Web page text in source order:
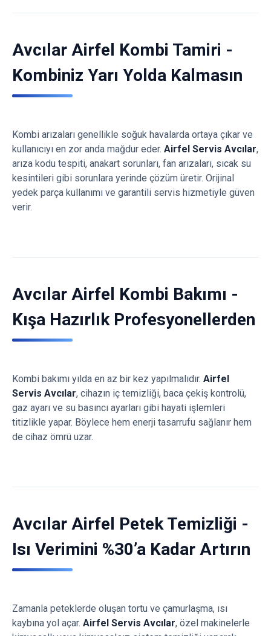
Avcılar Airfel Kombi Tamiri -
Kombiniz Yarı Yolda Kalmasın
Kombi arızaları genellikle soğuk havalarda ortaya çıkar ve
kullanıcıyı en zor anda mağdur eder. Airfel Servis Avcılar,
arıza kodu tespiti, anakart sorunları, fan arızaları, sıcak su
kesintileri gibi sorunlara yerinde çözüm üretir. Orijinal
yedek parça kullanımı ve garantili servis hizmetiyle güven
verir.
Avcılar Airfel Kombi Bakımı -
Kışa Hazırlık Profesyonellerden
Kombi bakımı yılda en az bir kez yapılmalıdır. Airfel
Servis Avcılar, cihazın iç temizliği, baca çekiş kontrolü,
gaz ayarı ve su basıncı ayarları gibi hayati işlemleri
titizlikle yapar. Böylece hem enerji tasarrufu sağlanır hem
de cihaz ömrü uzar.
Avcılar Airfel Petek Temizliği -
Isı Verimini %30’a Kadar Artırın
Zamanla peteklerde oluşan tortu ve çamurlaşma, ısı
kaybına yol açar. Airfel Servis Avcılar, özel makinelerle